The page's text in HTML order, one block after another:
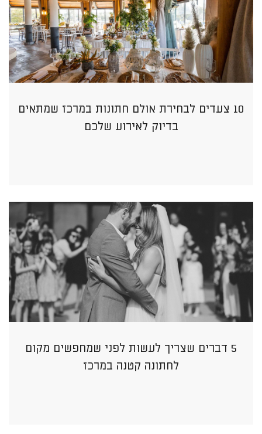
10 צעדים לבחירת אולם חתונות במרכז שמתאים
בדיוק לאירוע שלכם
5 דברים שצריך לעשות לפני שמחפשים מקום
לחתונה קטנה במרכז